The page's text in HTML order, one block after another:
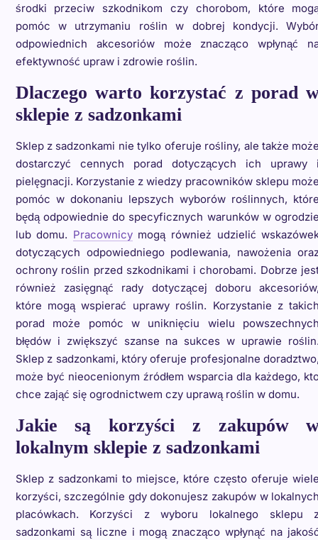
środki przeciw szkodnikom czy chorobom, które
pomóc w utrzymaniu roślin w dobrej kondycji.
odpowiednich akcesoriów może znacząco wpłynąć
efektywność upraw i zdrowie roślin.
Dlaczego warto korzystać z porad
sklepie z sadzonkami
Sklep z sadzonkami nie tylko oferuje rośliny, ale także
dostarczyć cennych porad dotyczących ich uprawy
pielęgnacji. Korzystanie z wiedzy pracowników sklepu
pomóc w dokonaniu lepszych wyborów roślinnych,
będą odpowiednie do specyficznych warunków w
lub domu. Pracownicymogą również udzielić
dotyczących odpowiedniego podlewania, nawożenia
ochrony roślin przed szkodnikami i chorobami. Dobrze
również zasięgnąć rady dotyczącej doboru
które mogą wspierać uprawy roślin. Korzystanie z
porad może pomóc w uniknięciu wielu
błędów i zwiększyć szanse na sukces w uprawie
Sklep z sadzonkami, który oferuje profesjonalne
może być nieocenionym źródłem wsparcia dla każdego,
chce zająć się ogrodnictwem czy uprawą roślin w domu.
Jakie są korzyści z zakupów
lokalnym sklepie z sadzonkami
Sklep z sadzonkami to miejsce, które często oferuje
korzyści, szczególnie gdy dokonujesz zakupów w
placówkach. Korzyści z wyboru lokalnego sklepu
sadzonkami są liczne i mogą znacząco wpłynąć na